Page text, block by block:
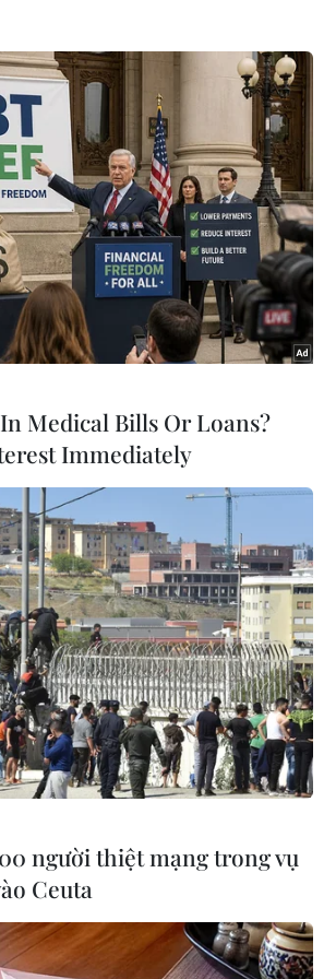
(TTXVN/Vietnam+)
#Pikachu Illustrator
#Nhà đấu giá Heritage
Beverly #Pokemon Go Mỹ
Medical Bills Or Loans?
Immediately
người thiệt mạng trong vụ
Ceuta